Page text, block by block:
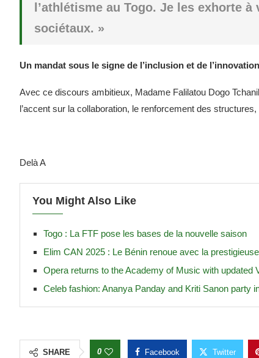
l’athlétisme au Togo. Je les exhorte
sociétaux. »
Un mandat sous le signe de l’inclusion et de l’innovation
Avec ce discours ambitieux, Madame Falilatou Dogo
l’accent sur la collaboration, le renforcement des
Delà A
You Might Also Like
Togo : La FTF pose les bases de la nouvelle saison
Elim CAN 2025 : Le Bénin renoue avec la
Opera returns to the Academy of Music with updated
Celeb fashion: Ananya Panday and Kriti Sanon party
SHARE 0 Facebook Twitter